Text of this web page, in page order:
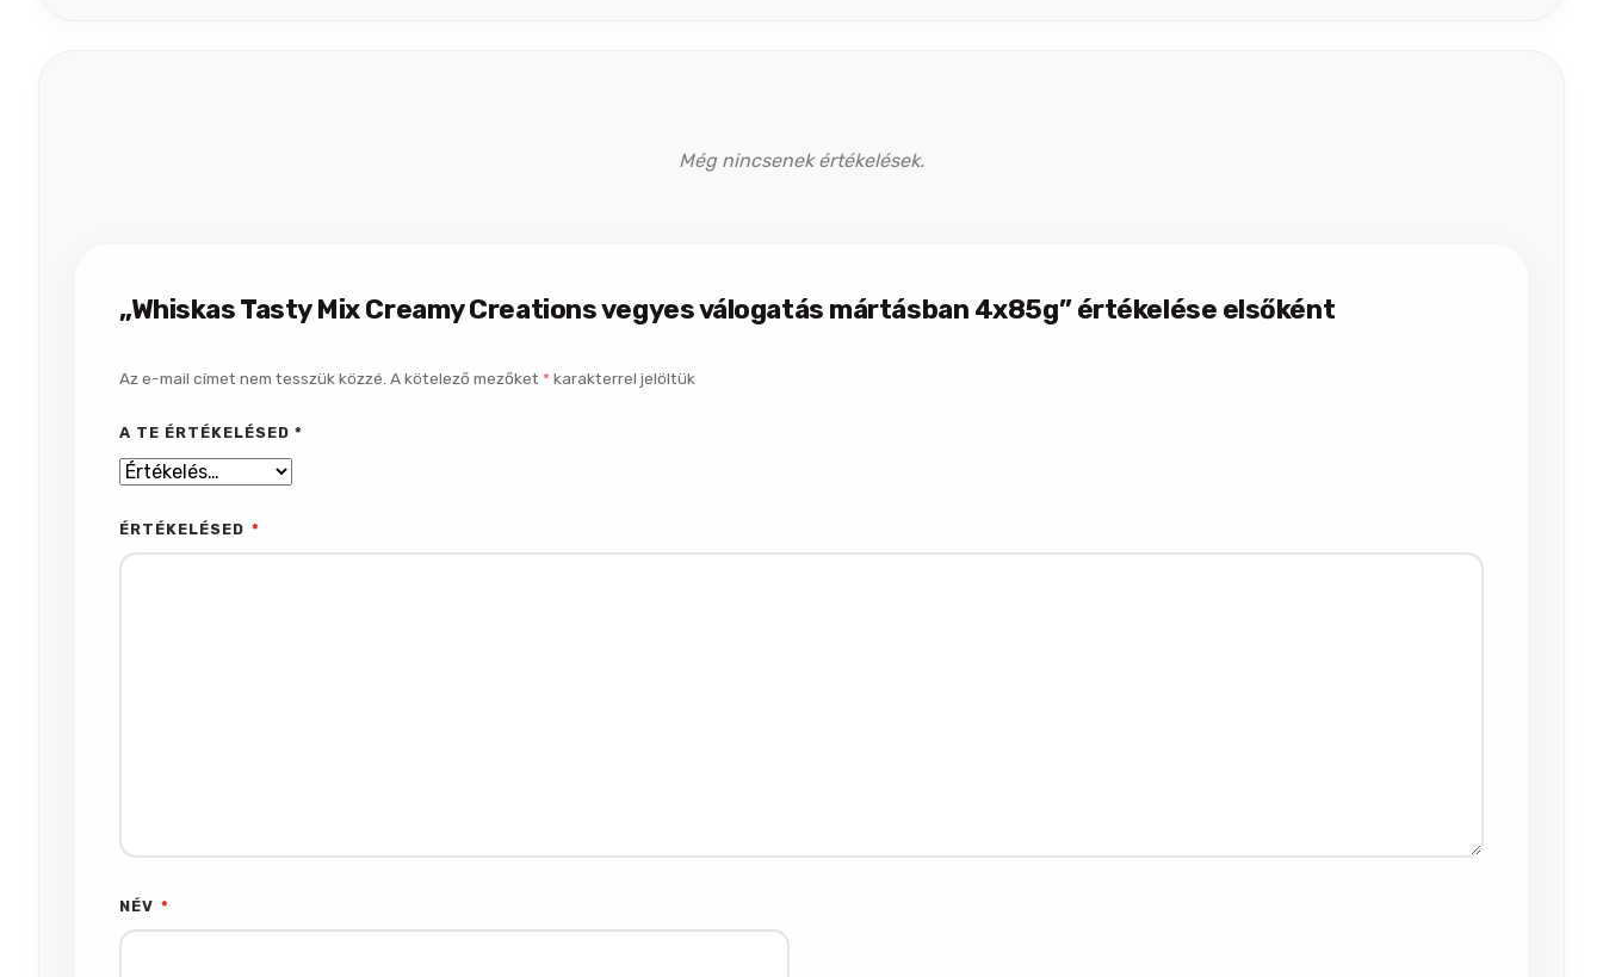
Még nincsenek értékelések.
„Whiskas Tasty Mix Creamy Creations vegyes válogatás mártásban 4x85g” értékelése elsőként
Az e-mail címet nem tesszük közzé. A kötelező mezőket *karakterrel jelöltük
A TE ÉRTÉKELÉSED*
ÉRTÉKELÉSED *
NÉV *